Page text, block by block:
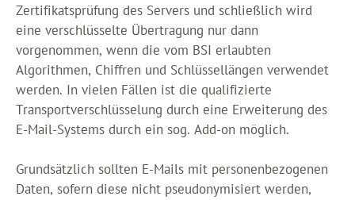
Zertifikatsprüfung des Servers und schließlich wird
eine verschlüsselte Übertragung nur dann
vorgenommen, wenn die vom BSI erlaubten
Algorithmen, Chiffren und Schlüssellängen verwendet
werden. In vielen Fällen ist die qualifizierte
Transportverschlüsselung durch eine Erweiterung des
E-Mail-Systems durch ein sog. Add-on möglich.
Grundsätzlich sollten E-Mails mit personenbezogenen
Daten, sofern diese nicht pseudonymisiert werden,